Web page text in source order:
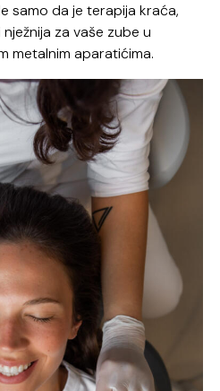
samo da je terapija kraća,
za vaše zube u
metalnim aparatićima.